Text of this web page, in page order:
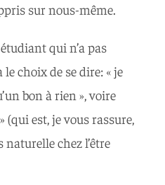
sur nous-même.
qui n’a pas
choix de se dire: « je
bon à rien », voire
(qui est, je vous rassure,
chez l’être